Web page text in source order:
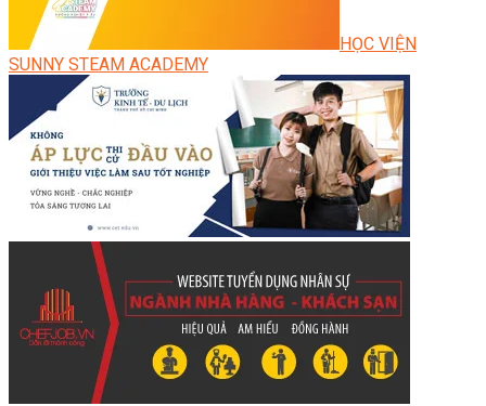
HỌC VIỆN
SUNNY STEAM ACADEMY